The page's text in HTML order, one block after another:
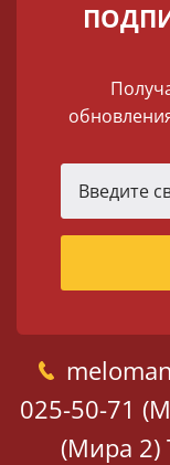
025-50-71
(Мира 2)